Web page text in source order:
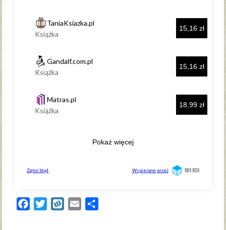
FacebookTwitterWykopEmail